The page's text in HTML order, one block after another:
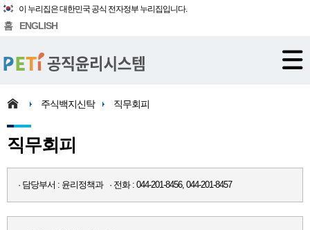
이 누리집은 대한민국 공식 전자정부 누리집입니다.
홈 ENGLISH
주식백지신탁 직무회피
직무회피
· 담당부서 : 윤리정책과 · 전화 : 044-201-8456, 044-201-8457